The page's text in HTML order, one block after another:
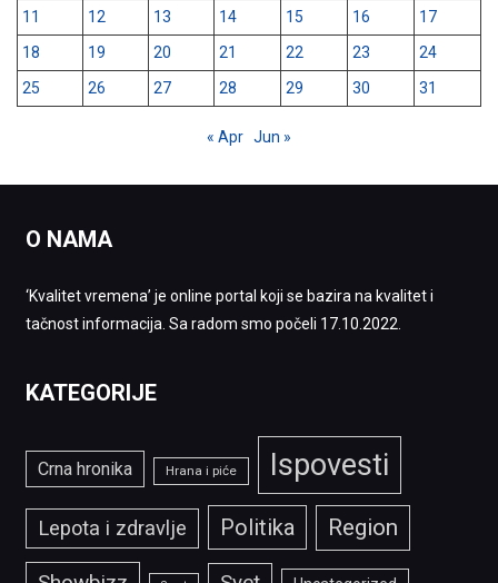
11
12 13 14 15 16
17
18
19 20 21 22 23
24
25
26 27 28 29 30 31
« Apr Jun »
O NAMA
‘Kvalitet vremena’ je online portal koji se bazira na kvalitet i
tačnost informacija. Sa radom smo počeli 17.10.2022.
KATEGORIJE
Crna hronika Hrana i piće Ispovesti
Lepota i zdravlje Politika Region